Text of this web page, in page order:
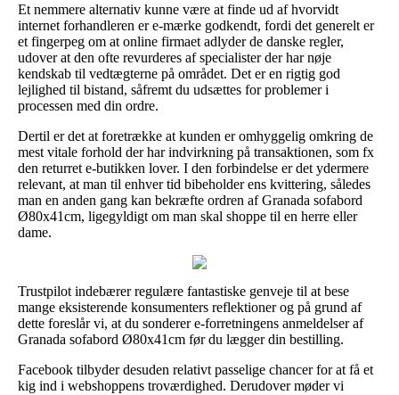
Et nemmere alternativ kunne være at finde ud af hvorvidt
internet forhandleren er e-mærke godkendt, fordi det generelt er
et fingerpeg om at online firmaet adlyder de danske regler,
udover at den ofte revurderes af specialister der har nøje
kendskab til vedtægterne på området. Det er en rigtig god
lejlighed til bistand, såfremt du udsættes for problemer i
processen med din ordre.
Dertil er det at foretrække at kunden er omhyggelig omkring de
mest vitale forhold der har indvirkning på transaktionen, som fx
den returret e-butikken lover. I den forbindelse er det ydermere
relevant, at man til enhver tid bibeholder ens kvittering, således
man en anden gang kan bekræfte ordren af Granada sofabord
Ø80x41cm, ligegyldigt om man skal shoppe til en herre eller
dame.
Trustpilot indebærer regulære fantastiske genveje til at bese
mange eksisterende konsumenters reflektioner og på grund af
dette foreslår vi, at du sonderer e-forretningens anmeldelser af
Granada sofabord Ø80x41cm før du lægger din bestilling.
Facebook tilbyder desuden relativt passelige chancer for at få et
kig ind i webshoppens troværdighed. Derudover møder vi